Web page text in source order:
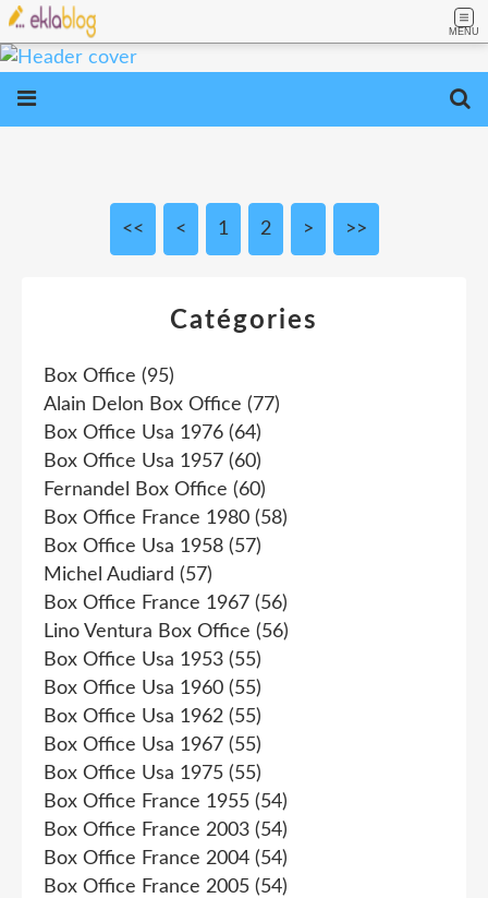
MENU
<< < 1 2 > >>
Catégories
Box Office (95)
Alain Delon Box Office (77)
Box Office Usa 1976 (64)
Box Office Usa 1957 (60)
Fernandel Box Office (60)
Box Office France 1980 (58)
Box Office Usa 1958 (57)
Michel Audiard (57)
Box Office France 1967 (56)
Lino Ventura Box Office (56)
Box Office Usa 1953 (55)
Box Office Usa 1960 (55)
Box Office Usa 1962 (55)
Box Office Usa 1967 (55)
Box Office Usa 1975 (55)
Box Office France 1955 (54)
Box Office France 2003 (54)
Box Office France 2004 (54)
Box Office France 2005 (54)